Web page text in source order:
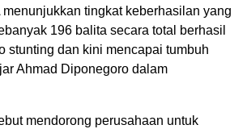
tingkat keberhasilan yang
196 balita secara total berhasil
stunting dan kini mencapai tumbuh
Ahmad Diponegoro dalam
mendorong perusahaan untuk